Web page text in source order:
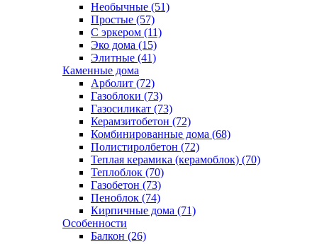
Необычные (51)
Простые (57)
С эркером (11)
Эко дома (15)
Элитные (41)
Каменные дома
Арболит (72)
Газоблоки (73)
Газосиликат (73)
Керамзитобетон (72)
Комбинированные дома (68)
Полистиролбетон (72)
Теплая керамика (керамоблок) (70)
Теплоблок (70)
Газобетон (73)
Пеноблок (74)
Кирпичные дома (71)
Особенности
Балкон (26)